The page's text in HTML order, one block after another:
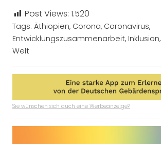
Post Views: 1.520
Tags: Äthiopien, Corona, Coronavirus,
Entwicklungszusammenarbeit, Inklusion,
Welt
Sie wünschen sich auch eine Werbeanzeige?